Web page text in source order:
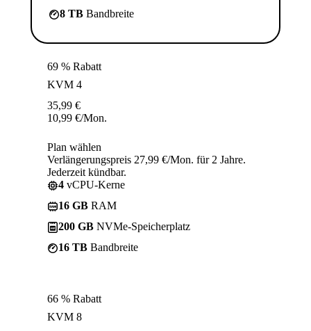
8 TB Bandbreite
69 % Rabatt
KVM 4
35,99 €
10,99 €/Mon.
Plan wählen
Verlängerungspreis 27,99 €/Mon. für 2 Jahre.
Jederzeit kündbar.
4 vCPU-Kerne
16 GB RAM
200 GB NVMe-Speicherplatz
16 TB Bandbreite
66 % Rabatt
KVM 8